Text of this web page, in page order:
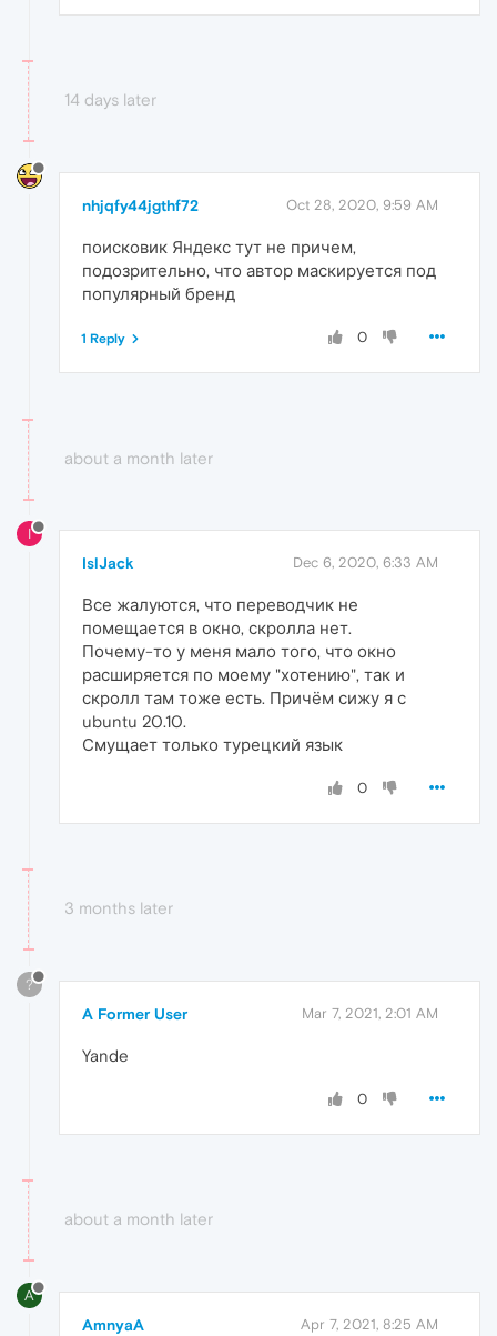
14 days later
nhjqfy44jgthf72 Oct 28, 2020, 9:59 AM
поисковик Яндекс тут не причем,
подозрительно, что автор маскируется под
популярный бренд
0
1 Reply
about a month later
I
IslJack Dec 6, 2020, 6:33 AM
Все жалуются, что переводчик не
помещается в окно, скролла нет.
Почему-то у меня мало того, что окно
расширяется по моему "хотению", так и
скролл там тоже есть. Причём сижу я с
ubuntu 20.10.
Смущает только турецкий язык
0
3 months later
?
A Former User Mar 7, 2021, 2:01 AM
Yande
0
about a month later
A
AmnyaA Apr 7, 2021, 8:25 AM